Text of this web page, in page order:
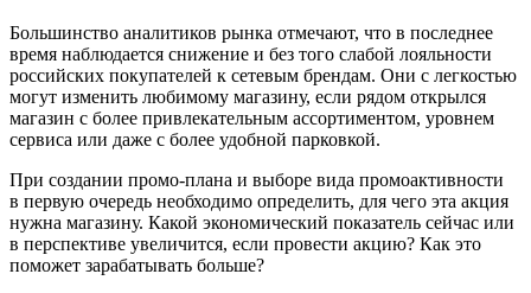
Большинство аналитиков рынка отмечают, что в последнее
время наблюдается снижение и без того слабой лояльности
российских покупателей к сетевым брендам. Они с легкостью
могут изменить любимому магазину, если рядом открылся
магазин с более привлекательным ассортиментом, уровнем
сервиса или даже с более удобной парковкой.
При создании промо-плана и выборе вида промоактивности
в первую очередь необходимо определить, для чего эта акция
нужна магазину. Какой экономический показатель сейчас или
в перспективе увеличится, если провести акцию? Как это
поможет зарабатывать больше?